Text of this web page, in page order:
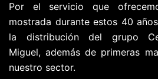
Por el servicio que
mostrada durante estos 40
la distribución del grupo
Miguel, además de primeras
nuestro sector.